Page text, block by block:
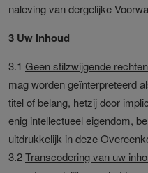
naleving van dergelijke
3 Uw Inhoud
3.1 Geen stilzwijgende rechten
mag worden geïnterpreteerd
titel of belang, hetzij door
enig intellectueel eigendom,
uitdrukkelijk in deze
3.2Transcodering van uw